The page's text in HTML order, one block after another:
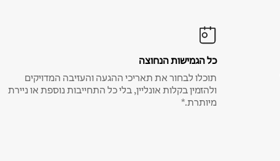
כל הגמישות הנחוצה
תוכלו לבחור את תאריכי ההגעה והעזיבה המדויקים
ולהזמין בקלות אונליין, בלי כל התחייבות נוספת או ניירת
מיותרת.*